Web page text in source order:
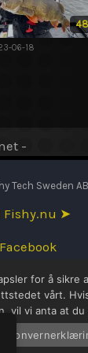
48
06-18
-
Tech Sweden
Fishy.nu ➤
Facebook
English
Svenska
for å sikre
vårt.
vil vi anta at